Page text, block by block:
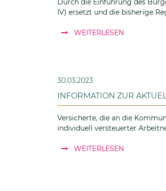
Durch die Einführung des
IV) ersetzt und die bisherige
WEITERLESEN
30.03.2023
INFORMATION ZUR
Versicherte, die an die
individuell versteuerter
WEITERLESEN